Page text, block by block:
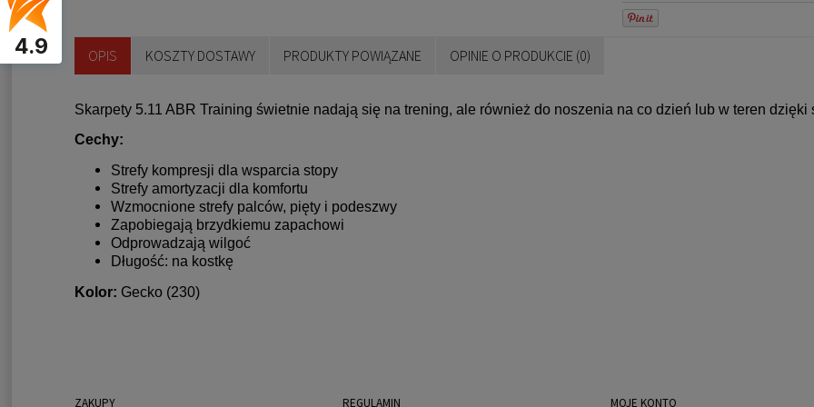
OPIS KOSZTY DOSTAWY PRODUKTY POWIĄZANE OPINIE O PRODUKCIE (0)
Skarpety 5.11 ABR Training świetnie nadają się na trening, ale również do noszenia na co dzień lub w teren
Cechy:
Strefy kompresji dla wsparcia stopy
Strefy amortyzacji dla komfortu
Wzmocnione strefy palców, pięty i podeszwy
Zapobiegają brzydkiemu zapachowi
Odprowadzają wilgoć
Długość: na kostkę
Kolor: Gecko (230)
ZAKUPY REGULAMIN MOJE KONTO
4.9